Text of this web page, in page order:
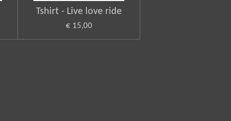
Tshirt - Live love ride
€ 15,00